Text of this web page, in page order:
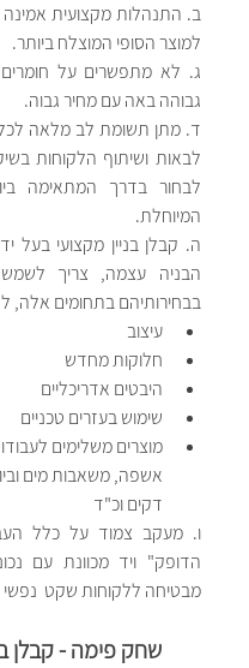
למוצר הסופי המוצלח ביותר.
גבוהה באה עם מחיר גבוה.
המיוחלת.
בבחירותיהם בתחומים אלה,
עיצוב
חלוקות מחדש
היבטים אדריכליים
שימוש בעזרים טכניים
מוצרים משלימים
אשפה, משאבות מים
דקים וכ"ד
מבטיחה ללקוחות שקט  נפשי
שחק פימה - קבלן